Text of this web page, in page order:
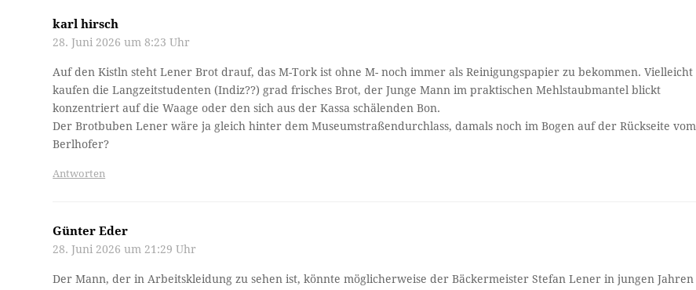
karl hirsch
28. Juni 2026 um 8:23 Uhr
Auf den Kistln steht Lener Brot drauf, das M-Tork ist ohne M- noch immer als Reinigungspapier zu bekommen. Vielleicht
kaufen die Langzeitstudenten (Indiz??) grad frisches Brot, der Junge Mann im praktischen Mehlstaubmantel blickt
konzentriert auf die Waage oder den sich aus der Kassa schälenden Bon.
Der Brotbuben Lener wäre ja gleich hinter dem Museumstraßendurchlass, damals noch im Bogen auf der Rückseite vom
Berlhofer?
Antworten
Günter Eder
28. Juni 2026 um 21:29 Uhr
Der Mann, der in Arbeitskleidung zu sehen ist, könnte möglicherweise der Bäckermeister Stefan Lener in jungen Jahren